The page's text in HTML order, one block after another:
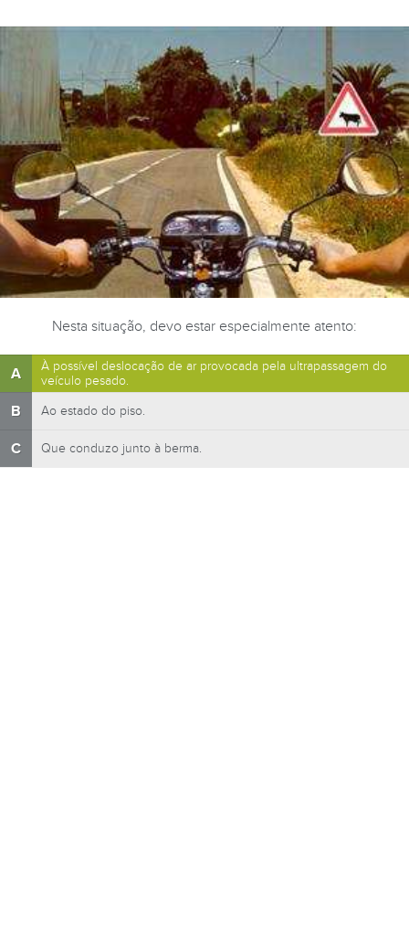
Nesta situação, devo estar especialmente atento:
A
À possível deslocação de ar provocada pela ultrapassagem do
veículo pesado.
B Ao estado do piso.
C Que conduzo junto à berma.